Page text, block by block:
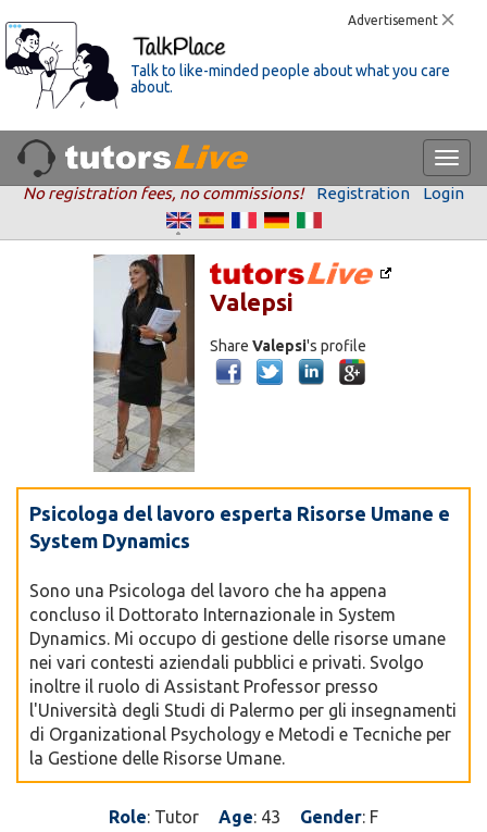
Advertisement
Talk to like-minded people about what you care
about.
No registration fees, no commissions! Registration Login
Valepsi
Share Valepsi's profile
Psicologa del lavoro esperta Risorse Umane e
System Dynamics
Sono una Psicologa del lavoro che ha appena
concluso il Dottorato Internazionale in System
Dynamics. Mi occupo di gestione delle risorse umane
nei vari contesti aziendali pubblici e privati. Svolgo
inoltre il ruolo di Assistant Professor presso
l'Università degli Studi di Palermo per gli insegnamenti
di Organizational Psychology e Metodi e Tecniche per
la Gestione delle Risorse Umane.
Role: Tutor Age: 43 Gender: F